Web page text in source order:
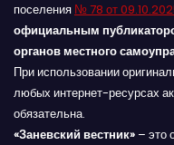
поселения № 78 от
официальным
органов местного
При использовании
любых интернет-ресурсах
обязательна.
«Заневский вестник» – это